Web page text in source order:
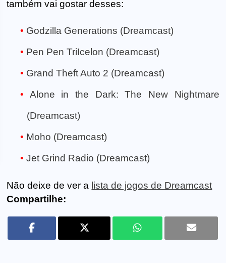
também vai gostar desses:
Godzilla Generations (Dreamcast)
Pen Pen TriIcelon (Dreamcast)
Grand Theft Auto 2 (Dreamcast)
Alone in the Dark: The New Nightmare
(Dreamcast)
Moho (Dreamcast)
Jet Grind Radio (Dreamcast)
Não deixe de ver a lista de jogos de Dreamcast
Compartilhe: